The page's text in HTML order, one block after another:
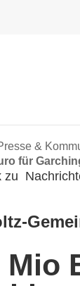
&
für
zu
Mio